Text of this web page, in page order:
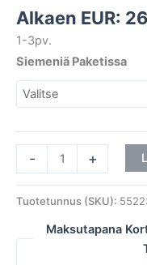
Alkaen EUR:
1-3pv.
Siemeniä Paketissa
- +
Tuotetunnus (SKU):
Maksutapana